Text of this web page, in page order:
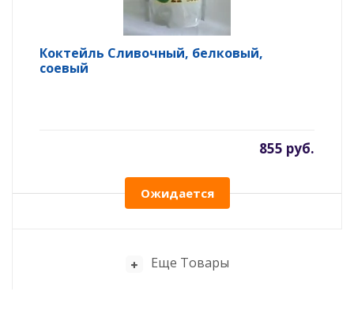
Коктейль Сливочный, белковый,
соевый
855 руб.
Ожидается
Еще Товары